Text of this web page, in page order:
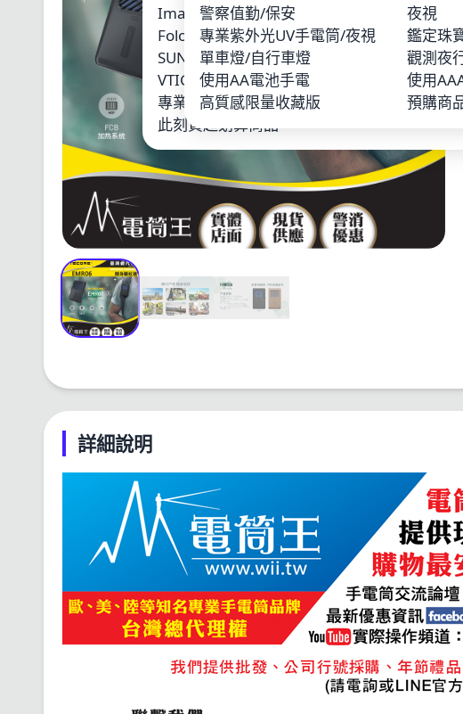
Imalent
Wuben
Folomov 浮樂木
FireFoxes FF-
SUNWAYFOTO
VTIGER
鋰電池_充電器
專業單車燈
其他手電
此刻買超划算商品
警察值勤/保安
夜視
專業紫外光UV手電筒/夜視
鑑定珠
單車燈/自行車燈
觀測夜
使用AA電池手電
使用
高質感限量收藏版
預購商
詳細說明